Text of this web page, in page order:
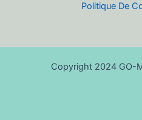
Politique De
Copyright 2024 GO-